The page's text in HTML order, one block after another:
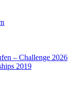
– Challenge 2026
2019